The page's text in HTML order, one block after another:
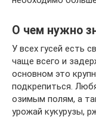
О чем нужно
У всех гусей есть
чаще всего и
основном это
подкрепиться.
озимым полям, а
урожай кукурузы,